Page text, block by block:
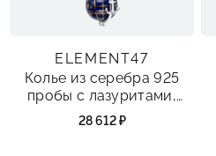
ELEMENT47
Колье из серебра 925
пробы с лазуритами,
перламутром, агатом и
28 612 ₽